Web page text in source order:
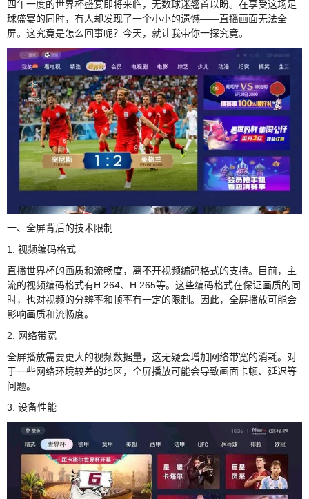
四年一度的世界杯盛宴即将来临，无数球迷翘首以盼。在享受这场足
球盛宴的同时，有人却发现了一个小小的遗憾——直播画面无法全
屏。这究竟是怎么回事呢？今天，就让我带你一探究竟。
一、全屏背后的技术限制
1. 视频编码格式
直播世界杯的画质和流畅度，离不开视频编码格式的支持。目前，主
流的视频编码格式有H.264、H.265等。这些编码格式在保证画质的同
时，也对视频的分辨率和帧率有一定的限制。因此，全屏播放可能会
影响画质和流畅度。
2. 网络带宽
全屏播放需要更大的视频数据量，这无疑会增加网络带宽的消耗。对
于一些网络环境较差的地区，全屏播放可能会导致画面卡顿、延迟等
问题。
3. 设备性能